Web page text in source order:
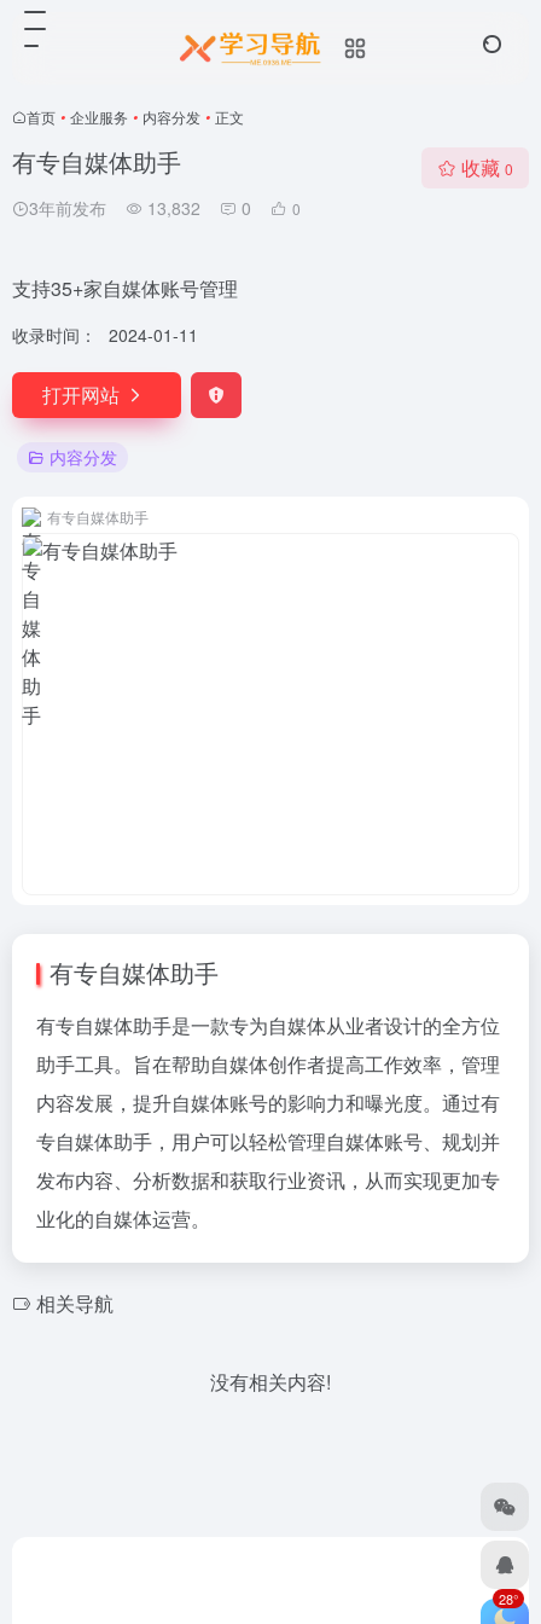
首页 • 企业服务 • 内容分发 • 正文
有专自媒体助手
3年前发布 13,832 0 0
收藏 0
支持35+家自媒体账号管理
收录时间： 2024-01-11
打开网站
内容分发
有专自媒体助手
有专自媒体助手
有专自媒体助手是一款专为自媒体从业者设计的全方位
助手工具。旨在帮助自媒体创作者提高工作效率，管理
内容发展，提升自媒体账号的影响力和曝光度。通过有
专自媒体助手，用户可以轻松管理自媒体账号、规划并
发布内容、分析数据和获取行业资讯，从而实现更加专
业化的自媒体运营。
相关导航
没有相关内容!
28°